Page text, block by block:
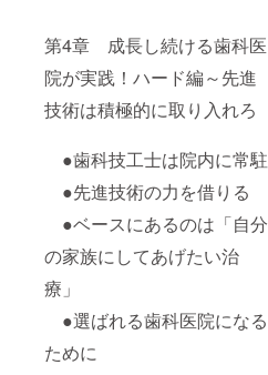
第4章 成長し続ける歯科医
院が実践！ハード編～先進
技術は積極的に取り入れろ
●歯科技工士は院内に常駐
●先進技術の力を借りる
●ベースにあるのは「自分
の家族にしてあげたい治
療」
●選ばれる歯科医院になる
ために